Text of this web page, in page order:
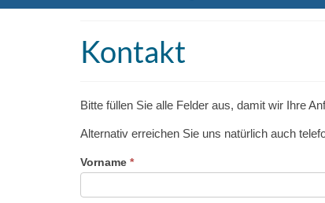
Kontakt
Bitte füllen Sie alle Felder aus, damit wir Ihre
Alternativ erreichen Sie uns natürlich auch
Vorname *
Falls
Du
menschlich